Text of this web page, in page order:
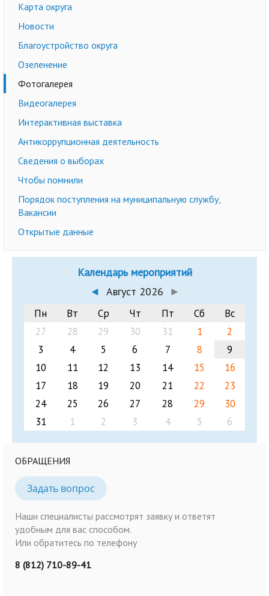
Карта округа
Новости
Благоустройство округа
Озеленение
Фотогалерея
Видеогалерея
Интерактивная выставка
Антикоррупционная деятельность
Сведения о выборах
Чтобы помнили
Порядок поступления на муниципальную службу,
Вакансии
Открытые данные
Календарь мероприятий
◄ Август 2026 ►
Пн Вт Ср Чт Пт Сб
Вс
27
28 29 30 31 1
2
3
4 5 6 7 8
9
10
11 12 13 14 15
16
17
18 19 20 21 22
23
24
25 26 27 28 29
30
31
1 2 3 4 5 6
ОБРАЩЕНИЯ
Задать вопрос
Наши специалисты рассмотрят заявку и ответят
удобным для вас способом.
Или обратитесь по телефону
8 (812) 710-89-41